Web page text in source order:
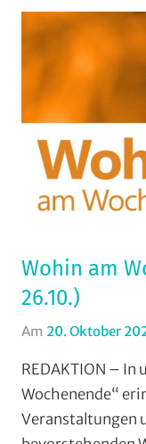
Wohin am
26.10.)
Am 20. Oktober
REDAKTION – In
Wochenende“
Veranstaltungen